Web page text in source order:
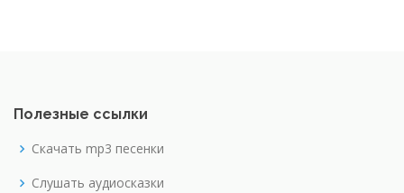
Полезные ссылки
Скачать mp3 песенки
Слушать аудиосказки